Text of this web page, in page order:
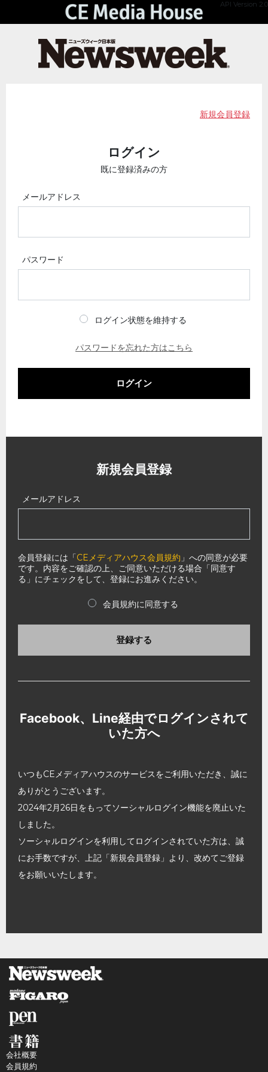
API Version 2.0
新規会員登録
ログイン
既に登録済みの方
メールアドレス
パスワード
ログイン状態を維持する
パスワードを忘れた方はこちら
ログイン
新規会員登録
メールアドレス
会員登録には「CEメディアハウス会員規約 」への同意が必要
です。内容をご確認の上、ご同意いただける場合「同意す
る」にチェックをして、登録にお進みください。
会員規約に同意する
登録する
Facebook、Line経由でログインされて
いた方へ
いつもCEメディアハウスのサービスをご利用いただき、誠に
ありがとうございます。
2024年2月26日をもってソーシャルログイン機能を廃止いた
しました。
ソーシャルログインを利用してログインされていた方は、誠
にお手数ですが、上記「新規会員登録」より、改めてご登録
をお願いいたします。
会社概要
会員規約